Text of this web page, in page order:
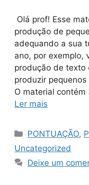
Olá prof! Esse
produção de
adequando a sua
ano, por exemplo,
produção de texto
produzir
O material
Ler mais
PONTUAÇÃO,
Uncategorized
Deixe um